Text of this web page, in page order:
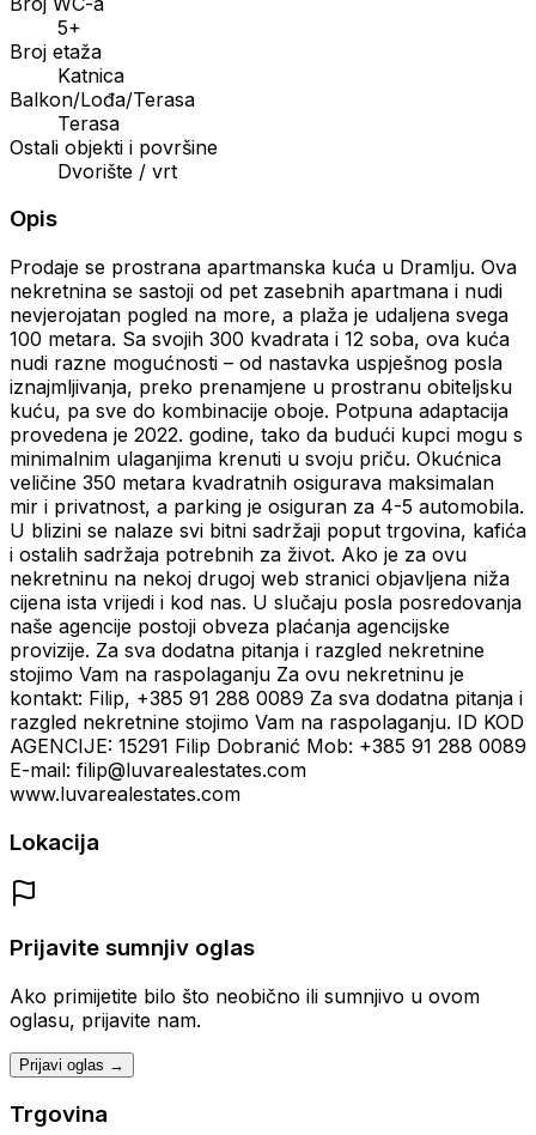
5+
Broj etaža
Katnica
Balkon/Lođa/Terasa
Terasa
Ostali objekti i površine
Dvorište / vrt
Opis
Prodaje se prostrana apartmanska kuća u Dramlju. Ova
nekretnina se sastoji od pet zasebnih apartmana i nudi
nevjerojatan pogled na more, a plaža je udaljena svega
100 metara. Sa svojih 300 kvadrata i 12 soba, ova kuća
nudi razne mogućnosti – od nastavka uspješnog posla
iznajmljivanja, preko prenamjene u prostranu obiteljsku
kuću, pa sve do kombinacije oboje. Potpuna adaptacija
provedena je 2022. godine, tako da budući kupci mogu s
minimalnim ulaganjima krenuti u svoju priču. Okućnica
veličine 350 metara kvadratnih osigurava maksimalan
mir i privatnost, a parking je osiguran za 4-5 automobila.
U blizini se nalaze svi bitni sadržaji poput trgovina, kafića
i ostalih sadržaja potrebnih za život. Ako je za ovu
nekretninu na nekoj drugoj web stranici objavljena niža
cijena ista vrijedi i kod nas. U slučaju posla posredovanja
naše agencije postoji obveza plaćanja agencijske
provizije. Za sva dodatna pitanja i razgled nekretnine
stojimo Vam na raspolaganju Za ovu nekretninu je
kontakt: Filip, +385 91 288 0089 Za sva dodatna pitanja i
razgled nekretnine stojimo Vam na raspolaganju. ID KOD
AGENCIJE: 15291 Filip Dobranić Mob: +385 91 288 0089
E-mail: filip@luvarealestates.com
www.luvarealestates.com
Lokacija
Prijavite sumnjiv oglas
Ako primijetite bilo što neobično ili sumnjivo u ovom
oglasu, prijavite nam.
Prijavi oglas →
Trgovina